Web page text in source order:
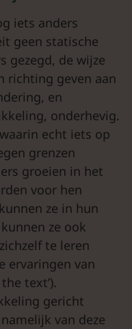
iets anders
geen statische
gezegd, de wijze
richting geven aan
en
onderhevig.
echt iets op
grenzen
groeien in het
voor hen
ze in hun
ze ook
te leren
ervaringen van
text’).
gericht
van deze